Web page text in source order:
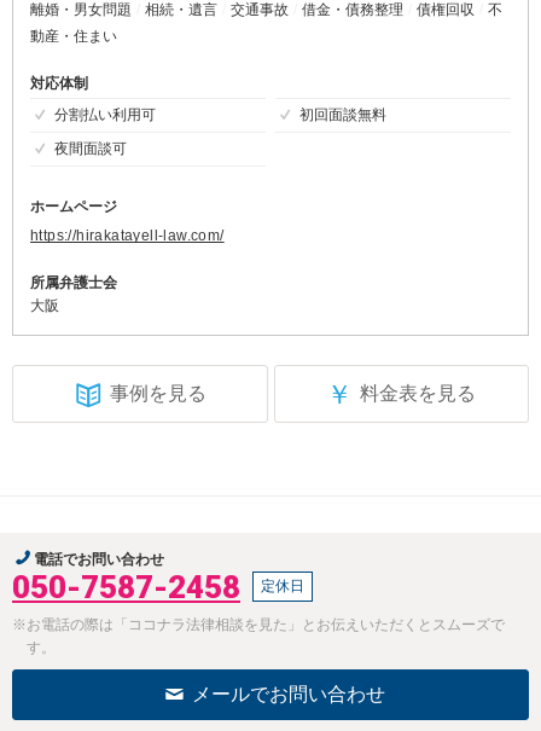
離婚・男女問題
相続・遺言 交通事故 借金・債務整理 債権回収
不
動産・住まい
対応体制
分割払い利用可
初回面談無料
夜間面談可
ホームページ
https://hirakatayell-law.com/
所属弁護士会
大阪
事例を見る ￥ 料金表を見る
電話でお問い合わせ
050-7587-2458 定休日
※お電話の際は「ココナラ法律相談を見た」とお伝えいただくとスムーズで
す。
メールでお問い合わせ